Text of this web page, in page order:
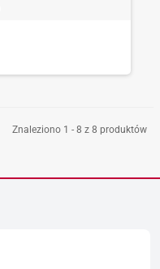
Znaleziono 1 - 8 z 8 produktów